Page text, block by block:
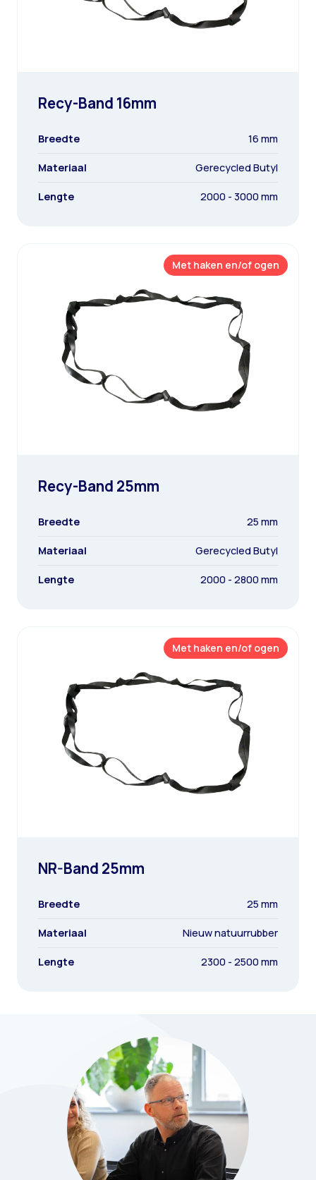
Recy-Band 16mm
Breedte 16 mm
Materiaal Gerecycled Butyl
Lengte 2000 - 3000 mm
Met haken en/of ogen
Recy-Band 25mm
Breedte 25 mm
Materiaal Gerecycled Butyl
Lengte 2000 - 2800 mm
Met haken en/of ogen
NR-Band 25mm
Breedte 25 mm
Materiaal Nieuw natuurrubber
Lengte 2300 - 2500 mm